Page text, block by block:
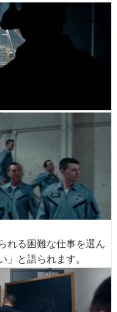
れる困難な仕事を選ん
と語られます。